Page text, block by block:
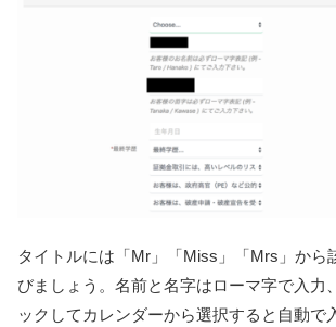
タイトルには「Mr」「Miss」「Mrs」から
びましょう。名前と名字はローマ字で入力
ックしてカレンダーから選択すると自動で